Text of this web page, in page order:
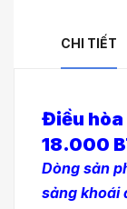
CHI TIẾT
Điều hòa
18.000
Dòng sản
sảng khoái